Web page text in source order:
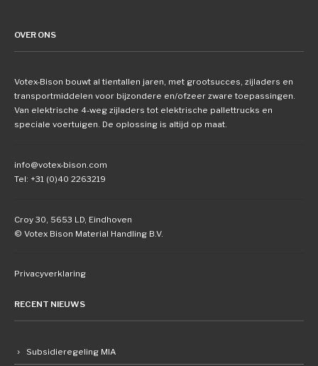
OVER ONS
Votex-Bison bouwt al tientallen jaren, met grootsucces, zijladers en
transportmiddelen voor bijzondere en/ofzeer zware toepassingen.
Van elektrische 4-weg zijladers tot elektrische pallettrucks en
speciale voertuigen. De oplossing is altijd op maat.
info@votex-bison.com
Tel: +31 (0)40 2263219
Croy 30, 5653 LD, Eindhoven
© Votex Bison Material Handling B.V.
Privacyverklaring
RECENT NIEUWS
Subsidieregeling MIA